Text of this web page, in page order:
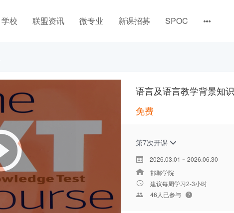
学校 联盟资讯 微专业 新课招募 SPOC
语言及语言教学背景知识
免费
第7次开课
2026.03.01 ~ 2026.06.30
邯郸学院
建议每周学习2-3小时
46人已参与